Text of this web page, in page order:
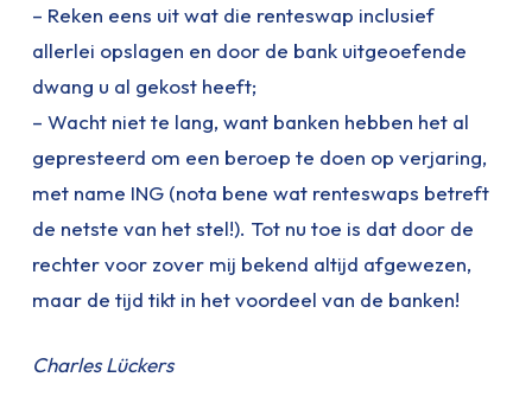
– Reken eens uit wat die renteswap inclusief
allerlei opslagen en door de bank uitgeoefende
dwang u al gekost heeft;
– Wacht niet te lang, want banken hebben het al
gepresteerd om een beroep te doen op verjaring,
met name ING (nota bene wat renteswaps betreft
de netste van het stel!). Tot nu toe is dat door de
rechter voor zover mij bekend altijd afgewezen,
maar de tijd tikt in het voordeel van de banken!
Charles Lückers